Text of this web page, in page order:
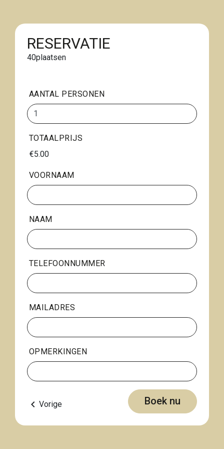
RESERVATIE
40plaatsen
AANTAL PERSONEN
TOTAALPRIJS
€5.00
VOORNAAM
NAAM
TELEFOONNUMMER
MAILADRES
OPMERKINGEN
Boek nu
keyboard_arrow_left Vorige